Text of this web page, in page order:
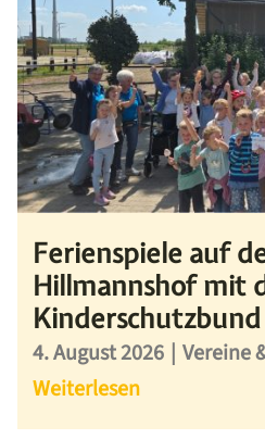
Ferienspiele auf
Hillmannshof mit
4. August 2026 | Vereine
Weiterlesen